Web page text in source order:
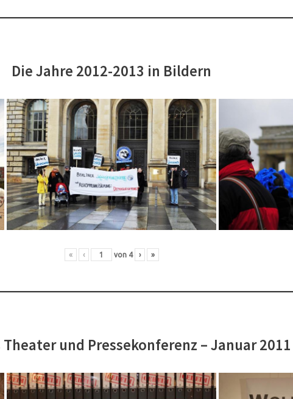
Die Jahre 2012-2013 in Bildern
« ‹ von 4 › »
Theater und Pressekonferenz – Januar 2011